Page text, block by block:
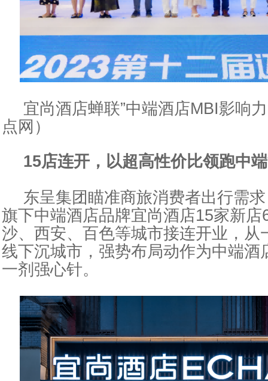
宜尚酒店蝉联”中端酒店MBI影响
点网）
15店连开 ， 以超高性价比领跑中
东呈集团瞄准商旅消费者出行需
旗下中端酒店品牌宜尚酒店15家新店
沙、西安、百色等城市接连开业，从
线下沉城市，强势布局动作为中端酒
一剂强心针。